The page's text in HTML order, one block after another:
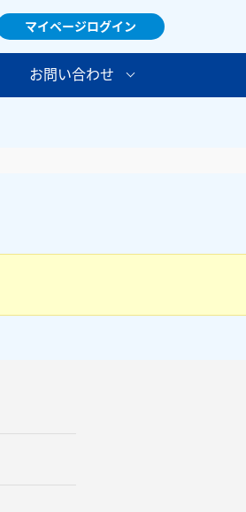
マイページログイン
お問い合わせ